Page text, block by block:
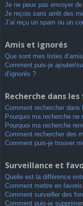
Je ne peux pas envoyer
Je reçois sans arrêt des
J’ai reçu un spam ou un
Amis et ignorés
Que sont mes listes
Comment puis-je ajouter/
d’ignorés ?
Recherche dans
Comment rechercher dans
Pourquoi ma recherche
Pourquoi ma recherche
Comment rechercher des
Comment puis-je trouver
Surveillance et
Quelle est la différence
Comment mettre en
Comment surveiller des
Comment puis-je